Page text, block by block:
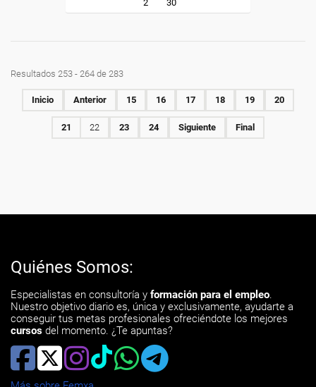
2 30
Resultados 253 - 264 de 283
Inicio Anterior 15 16 17 18 19 20
21 22 23 24 Siguiente Final
Quiénes Somos:
Especialistas en consultoría y formación para el empleo.
Nuestro objetivo diario es, única y exclusivamente, ayudarte a
conseguir tus metas profesionales ofreciéndote los mejores
cursos del momento. ¿Te apuntas?